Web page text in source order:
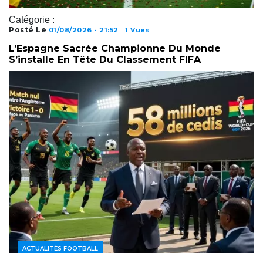
Catégorie :
Posté Le 01/08/2026 - 21:52 1 Vues
L’Espagne Sacrée Championne Du Monde
S’installe En Tête Du Classement FIFA
ACTUALITÉS FOOTBALL